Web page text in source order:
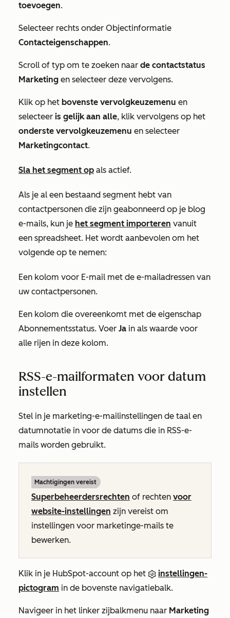
toevoegen.
Selecteer rechts onder Objectinformatie
Contacteigenschappen.
Scroll of typ om te zoeken naar de contactstatus
Marketing en selecteer deze vervolgens.
Klik op het bovenste vervolgkeuzemenu en
selecteer is gelijk aan alle, klik vervolgens op het
onderste vervolgkeuzemenu en selecteer
Marketingcontact.
Sla het segment op als actief.
Als je al een bestaand segment hebt van
contactpersonen die zijn geabonneerd op je blog
e-mails, kun je het segment importeren vanuit
een spreadsheet. Het wordt aanbevolen om het
volgende op te nemen:
Een kolom voor E-mail met de e-mailadressen van
uw contactpersonen.
Een kolom die overeenkomt met de eigenschap
Abonnementsstatus. Voer Ja in als waarde voor
alle rijen in deze kolom.
RSS-e-mailformaten voor datum
instellen
Stel in je marketing-e-mailinstellingen de taal en
datumnotatie in voor de datums die in RSS-e-
mails worden gebruikt.
Machtigingen vereist
Superbeheerdersrechten of rechten voor
website-instellingen zijn vereist om
instellingen voor marketinge-mails te
bewerken.
Klik in je HubSpot-account op het
instellingen-
pictogram in de bovenste navigatiebalk.
Navigeer in het linker zijbalkmenu naar Marketing